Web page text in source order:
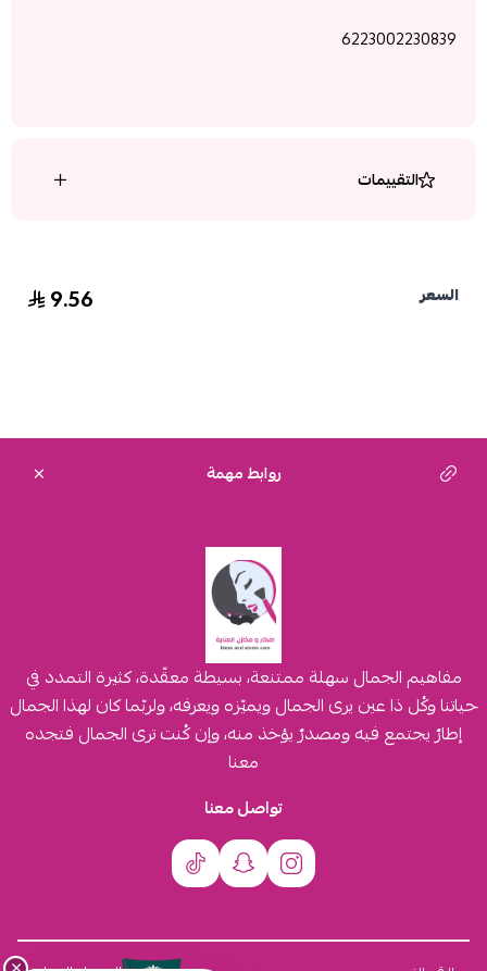
6223002230839
التقييمات
السعر 9.56
روابط مهمة
مفاهيم الجمال سهلة ممتنعة، بسيطة معقّدة، كثيرة التمدد في
حياتنا وكُل ذا عين يرى الجمال ويميّزه ويعرفه، ولربّما كان لهذا الجمال
إطارٌ يجتمع فيه ومصدرٌ يؤخذ منه، وإن كُنت ترى الجمال فتجده
معنا
تواصل معنا